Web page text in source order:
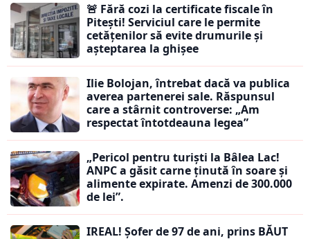
🚨 Fără cozi la certificate fiscale în
Pitești! Serviciul care le permite
cetățenilor să evite drumurile și
așteptarea la ghișee
Ilie Bolojan, întrebat dacă va publica
averea partenerei sale. Răspunsul
care a stârnit controverse: „Am
respectat întotdeauna legea”
„Pericol pentru turiști la Bâlea Lac!
ANPC a găsit carne ținută în soare și
alimente expirate. Amenzi de 300.000
de lei”.
IREAL! Șofer de 97 de ani, prins BĂUT